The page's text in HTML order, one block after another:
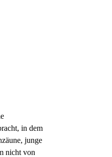
in dem
junge
nicht von